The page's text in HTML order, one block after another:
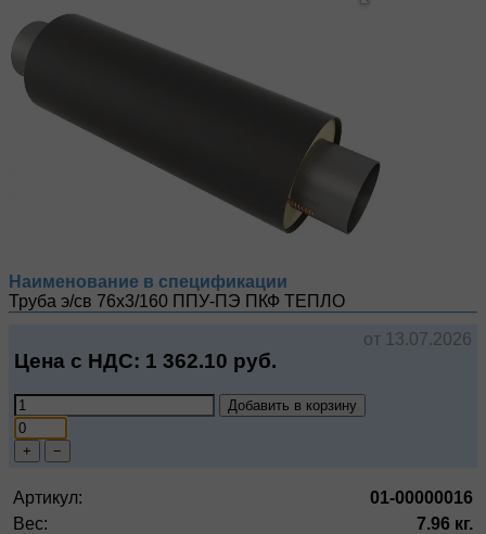
Наименование в спецификации
Труба э/св 76х3/160 ППУ-ПЭ ПКФ ТЕПЛО
от 13.07.2026
Цена с НДС: 1 362.10 руб.
Добавить в корзину
+ −
Артикул:
01-00000016
Вес:
7.96 кг.